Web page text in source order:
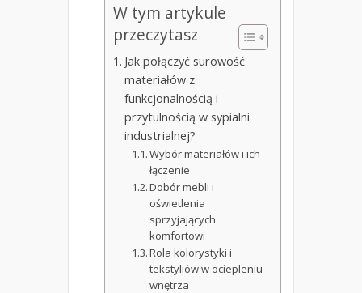
W tym artykule
przeczytasz
Jak połączyć surowość
materiałów z
funkcjonalnością i
przytulnością w sypialni
industrialnej?
Wybór materiałów i ich
łączenie
Dobór mebli i
oświetlenia
sprzyjających
komfortowi
Rola kolorystyki i
tekstyliów w ociepleniu
wnętrza